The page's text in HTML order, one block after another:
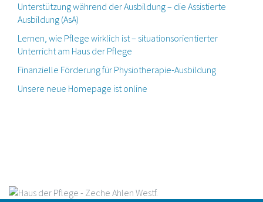
Unterstützung während der Ausbildung – die Assistierte
Ausbildung (AsA)
Lernen, wie Pflege wirklich ist – situationsorientierter
Unterricht am Haus der Pflege
Finanzielle Förderung für Physiotherapie-Ausbildung
Unsere neue Homepage ist online